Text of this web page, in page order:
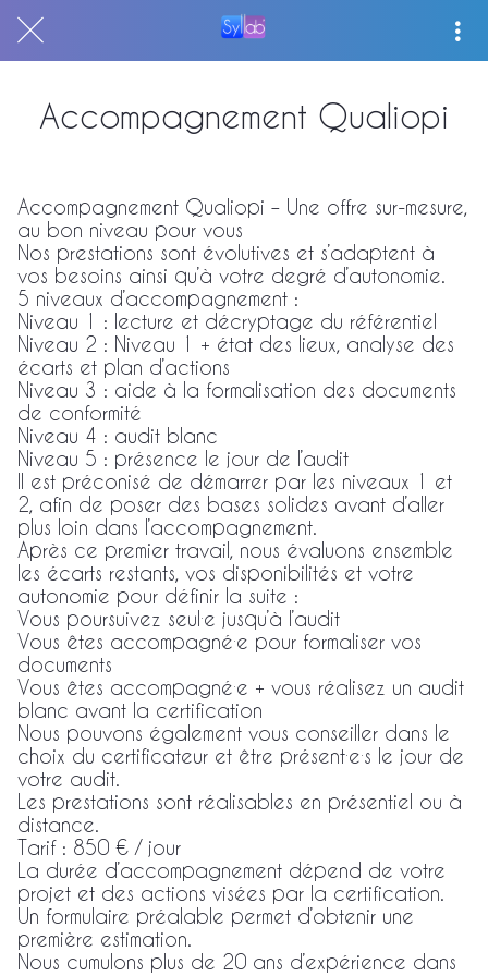
Accompagnement Qualiopi
Accompagnement Qualiopi – Une offre sur-mesure,
au bon niveau pour vous
Nos prestations sont évolutives et s’adaptent à
vos besoins ainsi qu’à votre degré d’autonomie.
5 niveaux d’accompagnement :
Niveau 1 : lecture et décryptage du référentiel
Niveau 2 : Niveau 1 + état des lieux, analyse des
écarts et plan d’actions
Niveau 3 : aide à la formalisation des documents
de conformité
Niveau 4 : audit blanc
Niveau 5 : présence le jour de l’audit
Il est préconisé de démarrer par les niveaux 1 et
2, afin de poser des bases solides avant d’aller
plus loin dans l’accompagnement.
Après ce premier travail, nous évaluons ensemble
les écarts restants, vos disponibilités et votre
autonomie pour définir la suite :
Vous poursuivez seul·e jusqu’à l’audit
Vous êtes accompagné·e pour formaliser vos
documents
Vous êtes accompagné·e + vous réalisez un audit
blanc avant la certification
Nous pouvons également vous conseiller dans le
choix du certificateur et être présent·e·s le jour de
votre audit.
Les prestations sont réalisables en présentiel ou à
distance.
Tarif : 850 € / jour
La durée d’accompagnement dépend de votre
projet et des actions visées par la certification.
Un formulaire préalable permet d’obtenir une
première estimation.
Nous cumulons plus de 20 ans d’expérience dans